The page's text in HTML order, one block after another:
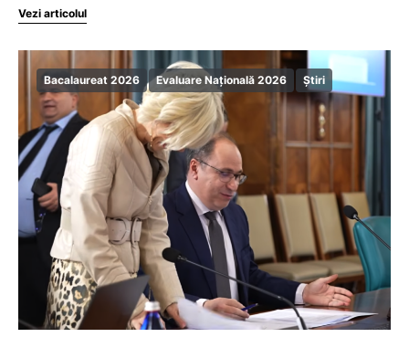
Vezi articolul
Bacalaureat 2026 Evaluare Națională 2026 Știri